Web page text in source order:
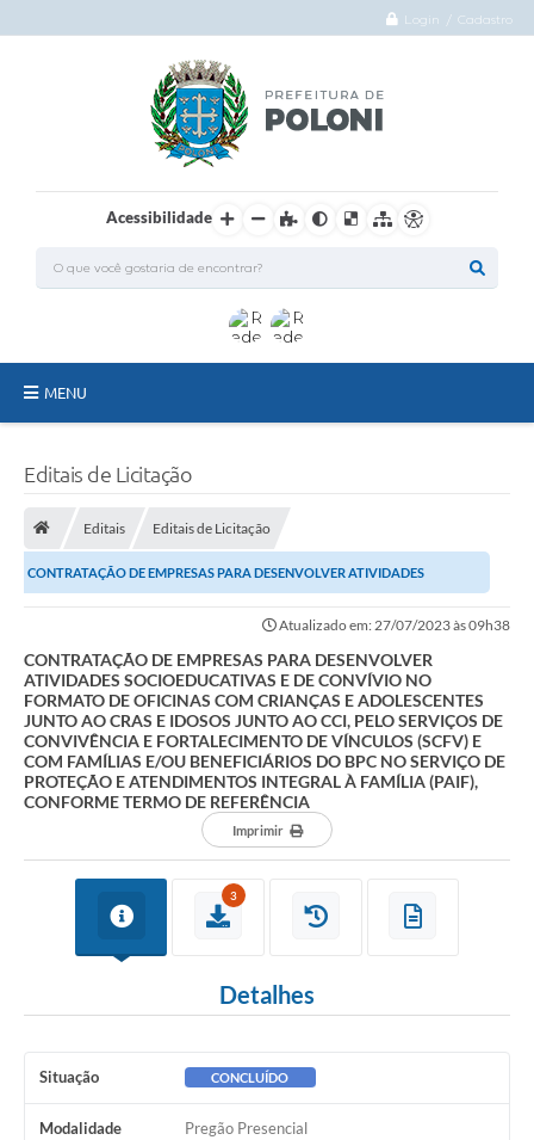
Login / Cadastro
Acessibilidade
MENU
Transparência
Obras
Turismo
Arquivos para Download
Audiências Públicas
Contratos
Galeria de Vídeos
Editais de Licitação
Editais Editais de Licitação
CONTRATAÇÃO DE EMPRESAS PARA DESENVOLVER ATIVIDADES
SOCIOEDUCATIVAS E DE CONVÍVIO NO FORMATO DE OFICINAS COM...
Atualizado em: 27/07/2023 às 09h38
CONTRATAÇÃO DE EMPRESAS PARA DESENVOLVER
ATIVIDADES SOCIOEDUCATIVAS E DE CONVÍVIO NO
FORMATO DE OFICINAS COM CRIANÇAS E ADOLESCENTES
JUNTO AO CRAS E IDOSOS JUNTO AO CCI, PELO SERVIÇOS DE
CONVIVÊNCIA E FORTALECIMENTO DE VÍNCULOS (SCFV) E
COM FAMÍLIAS E/OU BENEFICIÁRIOS DO BPC NO SERVIÇO DE
PROTEÇÃO E ATENDIMENTOS INTEGRAL À FAMÍLIA (PAIF),
CONFORME TERMO DE REFERÊNCIA
Imprimir
3
Detalhes
Situação CONCLUÍDO
Modalidade Pregão Presencial